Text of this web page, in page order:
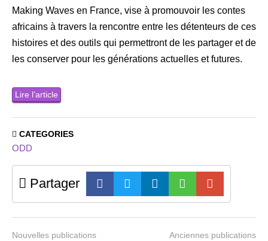
Making Waves en France, vise à promouvoir les contes
africains à travers la rencontre entre les détenteurs de ces
histoires et des outils qui permettront de les partager et de
les conserver pour les générations actuelles et futures.
Lire l’article
CATEGORIES
ODD
Partager
Nouvelles publications Anciennes publications